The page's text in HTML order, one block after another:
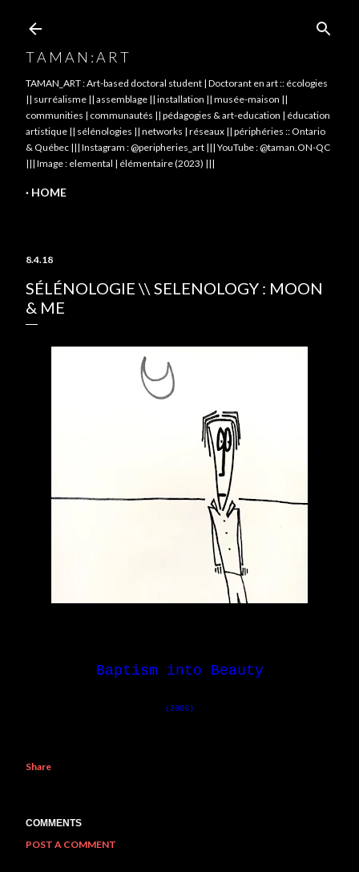
T A M A N : A R T
TAMAN_ART : Art-based doctoral student | Doctorant en art :: écologies
|| surréalisme || assemblage || installation || musée-maison ||
communities | communautés || pédagogies & art-education | éducation
artistique || sélénologies || networks | réseaux || périphéries :: Ontario
& Québec ||| Instagram : @peripheries_art ||| YouTube : @taman.ON-QC
||| Image : elemental | élémentaire (2023) |||
HOME
8.4.18
SÉLÉNOLOGIE \\ SELENOLOGY : MOON
& ME
Baptism into Beauty
(2006)
Share
COMMENTS
POST A COMMENT